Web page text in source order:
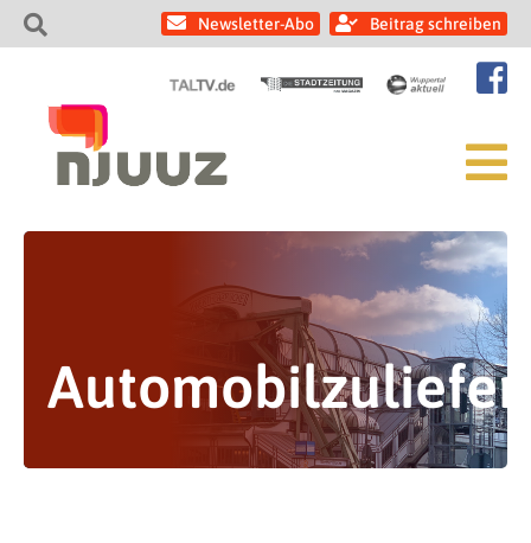
Newsletter-Abo Beitrag schreiben